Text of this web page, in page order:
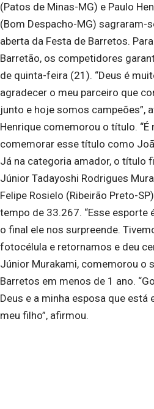
(Patos de Minas-MG) e Paulo
(Bom Despacho-MG) sagraram-
aberta da Festa de Barretos.
Barretão, os competidores
de quinta-feira (21). “Deus é
agradecer o meu parceiro que
junto e hoje somos campeões”,
Henrique comemorou o título.
comemorar esse título como
Já na categoria amador, o título
Júnior Tadayoshi Rodrigues
Felipe Rosielo (Ribeirão Preto-
tempo de 33.267. “Esse esporte
o final ele nos surpreende.
fotocélula e retornamos e deu
Júnior Murakami, comemorou o
Barretos em menos de 1 ano.
Deus e a minha esposa que
meu filho”, afirmou.